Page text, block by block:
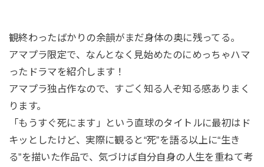
観終わったばかりの余韻がまだ身体の奥に残ってる。
アマプラ限定で、なんとなく見始めたのにめっちゃハマ
ったドラマを紹介します！
アマプラ独占作なので、すごく知る人ぞ知る感ありまく
ります。
「もうすぐ死にます」という直球のタイトルに最初はド
キッとしたけど、実際に観ると“死”を語る以上に“生き
る”を描いた作品で、気づけば自分自身の人生を重ねて考